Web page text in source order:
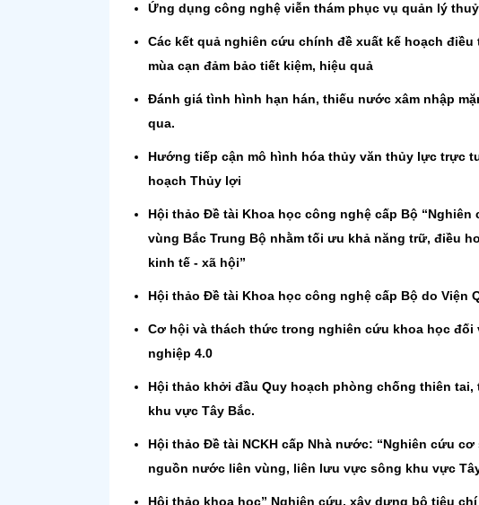
Ứng dụng công nghệ viễn thám phục vụ quản lý
Các kết quả nghiên cứu chính đề xuất kế hoạch
mùa cạn đảm bảo tiết kiệm, hiệu quả
Đánh giá tình hình hạn hán, thiếu nước xâm nhập
qua.
Hướng tiếp cận mô hình hóa thủy văn thủy lực trực
hoạch Thủy lợi
Hội thảo Đề tài Khoa học công nghệ cấp Bộ
vùng Bắc Trung Bộ nhằm tối ưu khả năng trữ, điều
kinh tế - xã hội”
Hội thảo Đề tài Khoa học công nghệ cấp Bộ do Viện
Cơ hội và thách thức trong nghiên cứu khoa học
nghiệp 4.0
Hội thảo khởi đầu Quy hoạch phòng chống thiên
khu vực Tây Bắc.
Hội thảo Đề tài NCKH cấp Nhà nước: “Nghiên cứu
nguồn nước liên vùng, liên lưu vực sông khu vực
Hội thảo khoa học” Nghiên cứu, xây dựng bộ tiêu